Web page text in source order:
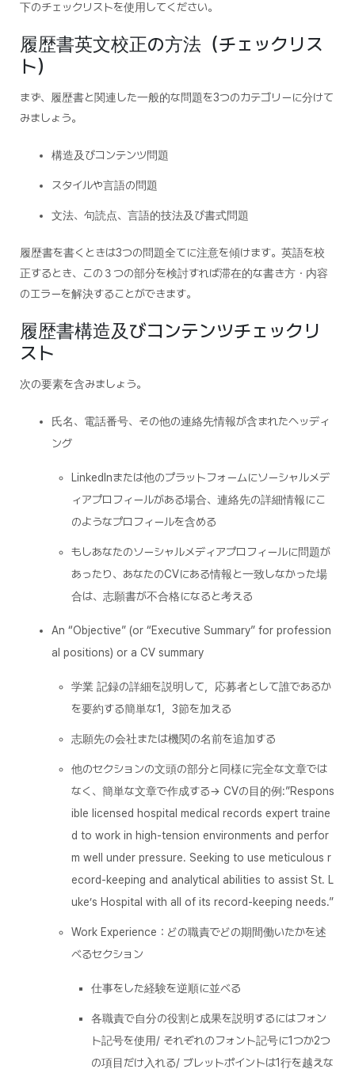
下のチェックリストを使用してください。
履歴書英文校正の方法（チェックリス
ト）
まず、履歴書と関連した一般的な問題を3つのカテゴリーに分けて
みましょう。
構造及びコンテンツ問題
スタイルや言語の問題
文法、句読点、言語的技法及び書式問題
履歴書を書くときは3つの問題全てに注意を傾けます。英語を校
正するとき、この３つの部分を検討すれば滞在的な書き方・内容
のエラーを解決することができます。
履歴書構造及びコンテンツチェックリ
スト
次の要素を含みましょう。
氏名、電話番号、その他の連絡先情報が含まれたヘッディ
ング
LinkedInまたは他のプラットフォームにソーシャルメデ
ィアプロフィールがある場合、連絡先の詳細情報にこ
のようなプロフィールを含める
もしあなたのソーシャルメディアプロフィールに問題が
あったり、あなたのCVにある情報と一致しなかった場
合は、志願書が不合格になると考える
An “Objective” (or “Executive Summary” for profession
al positions) or a CV summary
学業 記録の詳細を説明して，応募者として誰であるか
を要約する簡単な1，3節を加える
志願先の会社または機関の名前を追加する
他のセクションの文頭の部分と同様に完全な文章では
なく、簡単な文章で作成する→ CVの目的例:”Respons
ible licensed hospital medical records expert traine
d to work in high-tension environments and perfor
m well under pressure. Seeking to use meticulous r
ecord-keeping and analytical abilities to assist St. L
uke’s Hospital with all of its record-keeping needs.”
Work Experience：どの職責でどの期間働いたかを述
べるセクション
仕事をした経験を逆順に並べる
各職責で自分の役割と成果を説明するにはフォン
ト記号を使用/ それぞれのフォント記号に1つか2つ
の項目だけ入れる/ ブレットポイントは1行を越えな